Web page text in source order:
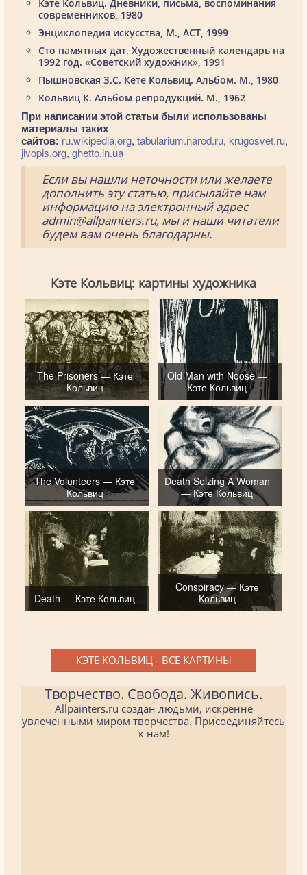
Кэте Кольвиц. Дневники, письма, воспоминания
современников, 1980
Энциклопедия искусства, М., АСТ, 1999
Сто памятных дат. Художественный календарь на
1992 год. «Советский художник», 1991
Пышновская З.С. Кете Кольвиц. Альбом. М., 1980
Кольвиц К. Альбом репродукций. М., 1962
При написании этой статьи были использованы
материалы таких
сайтов: ru.wikipedia.org, tabularium.narod.ru, krugosvet.ru,
jivopis.org, ghetto.in.ua
Если вы нашли неточности или желаете
дополнить эту статью, присылайте нам
информацию на электронный адрес
admin@allpainters.ru, мы и наши читатели
будем вам очень благодарны.
Кэте Кольвиц: картины художника
The Prisoners — Кэте
Кольвиц
Old Man with Noose —
Кэте Кольвиц
The Volunteers — Кэте
Кольвиц
Death Seizing A Woman
— Кэте Кольвиц
Death — Кэте Кольвиц
Conspiracy — Кэте
Кольвиц
КЭТЕ КОЛЬВИЦ - ВСЕ КАРТИНЫ
Творчество. Свобода. Живопись.
Allpainters.ru создан людьми, искренне
увлеченными миром творчества. Присоединяйтесь
к нам!